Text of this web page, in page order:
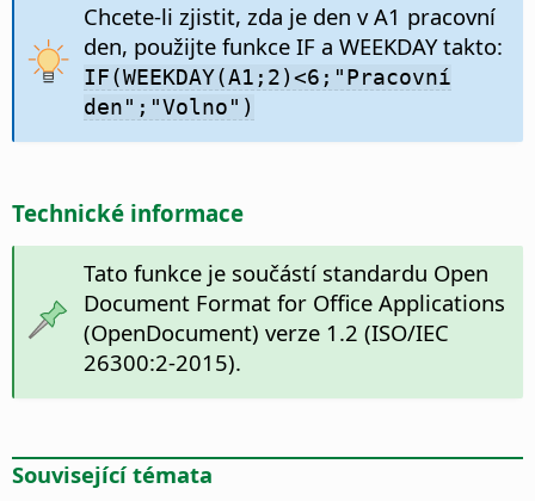
Chcete-li zjistit, zda je den v A1 pracovní
den, použijte funkce IF a WEEKDAY takto:
IF(WEEKDAY(A1;2)<6;"Pracovní
den";"Volno")
Technické informace
Tato funkce je součástí standardu Open
Document Format for Office Applications
(OpenDocument) verze 1.2 (ISO/IEC
26300:2-2015).
Související témata